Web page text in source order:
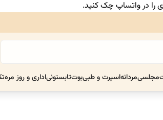
را در واتساپ چک کنید.
مجلسیمردانهاسپرت و طبیبوتتابستونیاداری و روز مره